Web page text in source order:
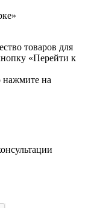
товаров для
«Перейти к
нажмите на